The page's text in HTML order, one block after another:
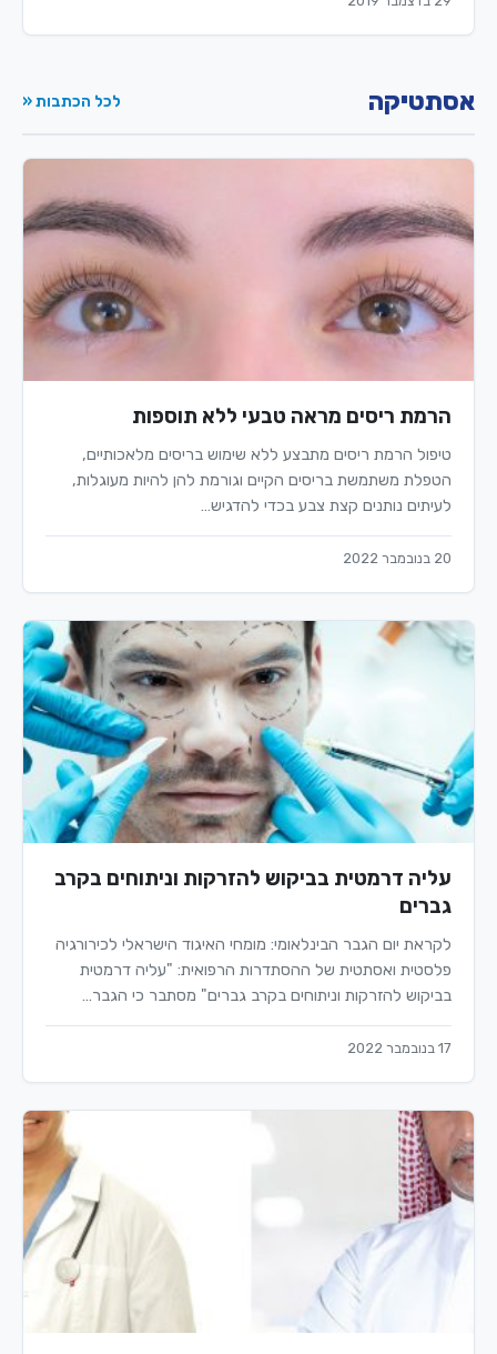
אסתטיקה לכל הכתבות «
הרמת ריסים מראה טבעי ללא תוספות
טיפול הרמת ריסים מתבצע ללא שימוש בריסים מלאכותיים,
הטפלת משתמשת בריסים הקיים וגורמת להן להיות מעוגלות,
לעיתים נותנים קצת צבע בכדי להדגיש…
20 בנובמבר 2022
עליה דרמטית בביקוש להזרקות וניתוחים בקרב
גברים
לקראת יום הגבר הבינלאומי: מומחי האיגוד הישראלי לכירורגיה
פלסטית ואסתטית של ההסתדרות הרפואית: "עליה דרמטית
בביקוש להזרקות וניתוחים בקרב גברים" מסתבר כי הגבר…
17 בנובמבר 2022